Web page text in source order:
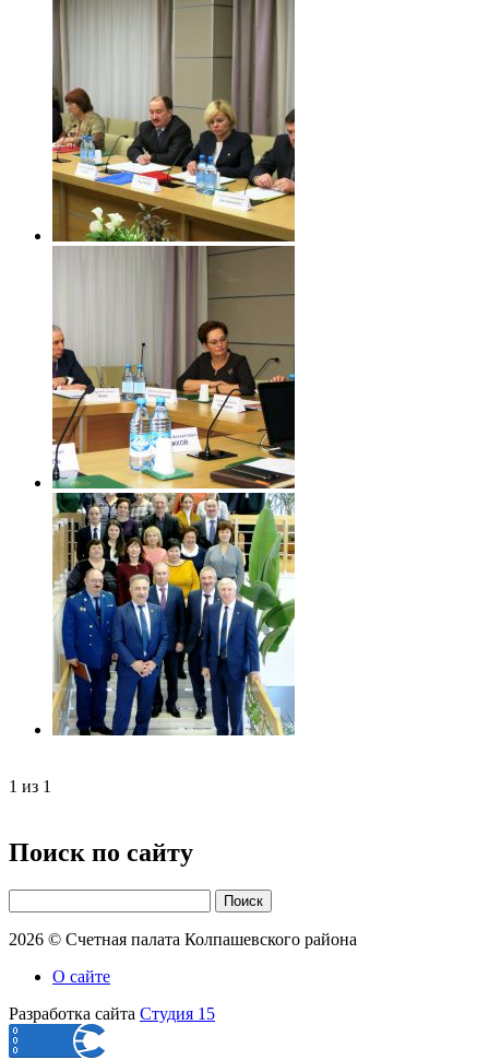
1 из 1
Поиск по сайту
Поиск
2026 © Счетная палата Колпашевского района
О сайте
Разработка сайта Студия 15